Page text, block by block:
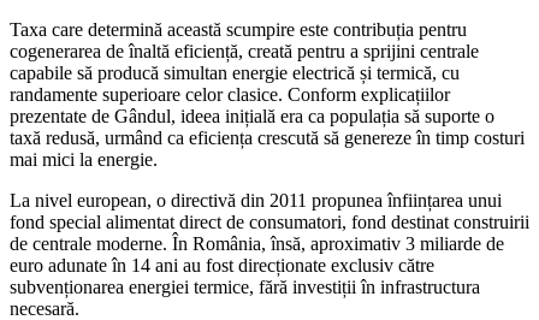
Taxa care determină această scumpire este contribuția pentru
cogenerarea de înaltă eficiență, creată pentru a sprijini centrale
capabile să producă simultan energie electrică și termică, cu
randamente superioare celor clasice. Conform explicațiilor
prezentate de Gândul, ideea inițială era ca populația să suporte o
taxă redusă, urmând ca eficiența crescută să genereze în timp costuri
mai mici la energie.
La nivel european, o directivă din 2011 propunea înființarea unui
fond special alimentat direct de consumatori, fond destinat construirii
de centrale moderne. În România, însă, aproximativ 3 miliarde de
euro adunate în 14 ani au fost direcționate exclusiv către
subvenționarea energiei termice, fără investiții în infrastructura
necesară.